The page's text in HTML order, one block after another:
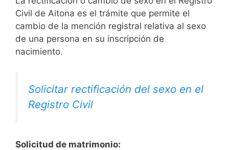
Civil de Aitona es el trámite que permite el
cambio de la mención registral relativa al sexo
de una persona en su inscripción de
nacimiento.
Solicitar rectificación del sexo en el
Registro Civil
Solicitud de matrimonio: